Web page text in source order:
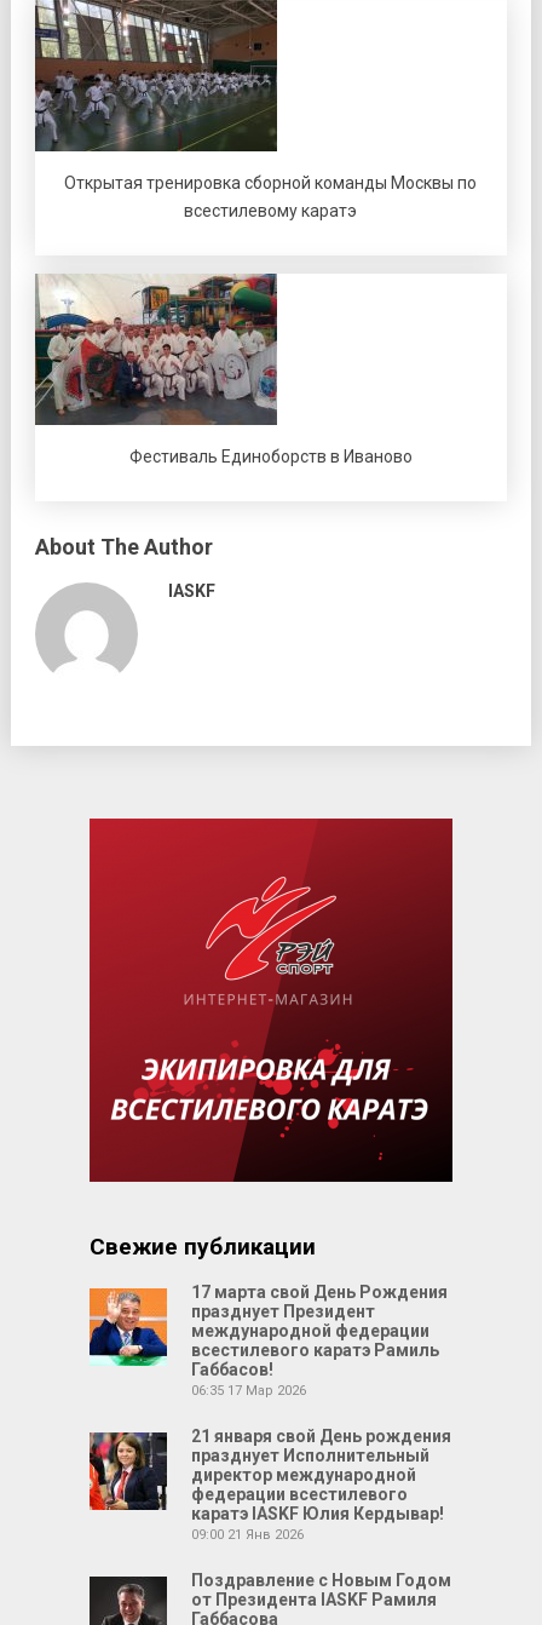
Открытая тренировка сборной команды Москвы по
всестилевому каратэ
Фестиваль Единоборств в Иваново
About The Author
IASKF
Свежие публикации
17 марта свой День Рождения
празднует Президент
международной федерации
всестилевого каратэ Рамиль
Габбасов!
06:35 17 Мар 2026
21 января свой День рождения
празднует Исполнительный
директор международной
федерации всестилевого
каратэ IASKF Юлия Кердывар!
09:00 21 Янв 2026
Поздравление с Новым Годом
от Президента IASKF Рамиля
Габбасова